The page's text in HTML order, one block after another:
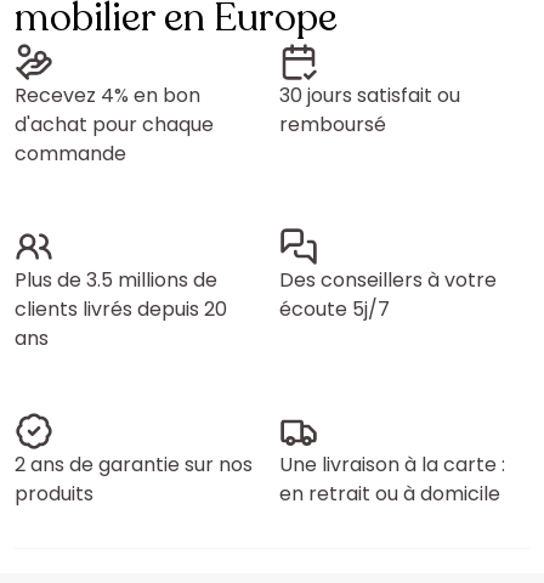
mobilier en Europe
Recevez 4% en bon
d'achat pour chaque
commande
30 jours satisfait ou
remboursé
Plus de 3.5 millions de
clients livrés depuis 20
ans
Des conseillers à votre
écoute 5j/7
2 ans de garantie sur nos
produits
Une livraison à la carte :
en retrait ou à domicile